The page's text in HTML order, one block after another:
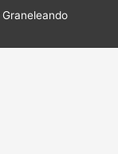
Graneleando